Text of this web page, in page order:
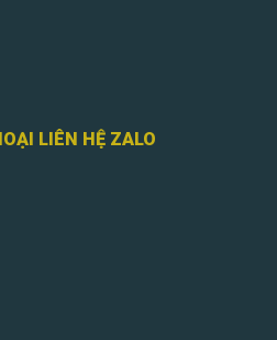
LIÊN HỆ ZALO